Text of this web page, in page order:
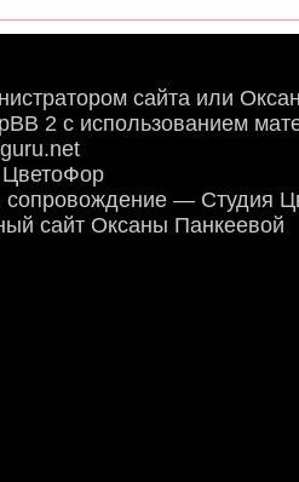
сайта или
2 с использованием
сопровождение — Студия
сайт Оксаны Панкеевой